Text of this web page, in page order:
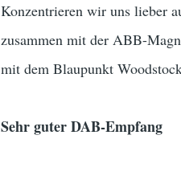
Konzentrieren wir uns lieber
zusammen mit der ABB-
mit dem Blaupunkt
Sehr guter DAB-Empfang